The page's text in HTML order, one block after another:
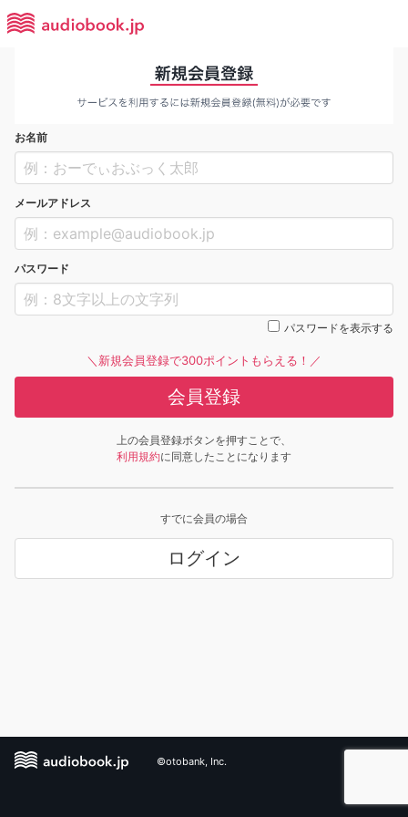
お名前
メールアドレス
パスワード
パスワードを表示する
＼新規会員登録で300ポイントもらえる！／
会員登録
上の会員登録ボタンを押すことで、
利用規約に同意したことになります
すでに会員の場合
ログイン
©otobank, Inc.